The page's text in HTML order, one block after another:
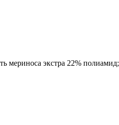
мериноса экстра 22% полиамид;